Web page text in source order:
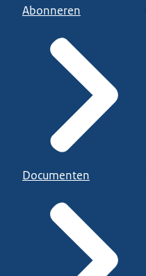
Abonneren
Documenten